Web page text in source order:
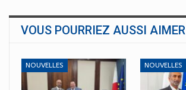
VOUS POURRIEZ AUSSI AIMER
NOUVELLES NOUVELLES